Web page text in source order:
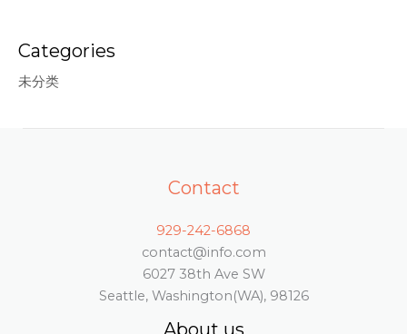
Categories
未分类
Contact
929-242-6868
contact@info.com
6027 38th Ave SW
Seattle, Washington(WA), 98126
About us